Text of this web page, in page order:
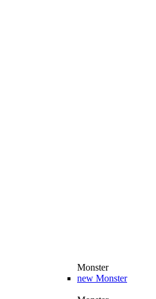
Monster
new Monster